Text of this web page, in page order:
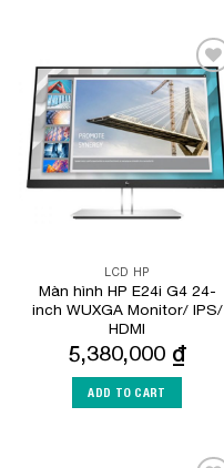
Add to
Wishlist
LCD HP
Màn hình HP E24i G4 24-
inch WUXGA Monitor/ IPS/
HDMI
5,380,000 ₫
ADD TO CART